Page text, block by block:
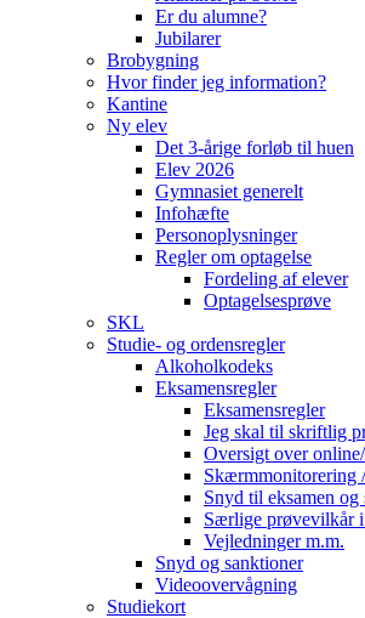
Er du alumne?
Jubilarer
Brobygning
Hvor finder jeg information?
Kantine
Ny elev
Det 3-årige forløb til huen
Elev 2026
Gymnasiet generelt
Infohæfte
Personoplysninger
Regler om optagelse
Fordeling af elever
Optagelsesprøve
SKL
Studie- og ordensregler
Alkoholkodeks
Eksamensregler
Eksamensregler
Jeg skal til skriftlig
Oversigt over
Skærmmonitorering
Snyd til eksamen og
Særlige prøvevilkår i
Vejledninger m.m.
Snyd og sanktioner
Videoovervågning
Studiekort